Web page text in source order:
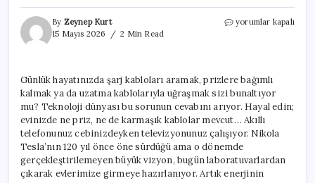
By Zeynep Kurt
15 Mayıs 2026
2 Min Read
Nikola
Kablosuz
Elektriğin
Yeni
Dönemi
Başlıyor
için
yorumlar kapalı
Günlük hayatınızda şarj kabloları aramak, prizlere bağımlı
kalmak ya da uzatma kablolarıyla uğraşmak sizi bunaltıyor
mu? Teknoloji dünyası bu sorunun cevabını arıyor. Hayal edin;
evinizde ne priz, ne de karmaşık kablolar mevcut… Akıllı
telefonunuz cebinizdeyken televizyonunuz çalışıyor. Nikola
Tesla’nın 120 yıl önce öne sürdüğü ama o dönemde
gerçekleştirilemeyen büyük vizyon, bugün laboratuvarlardan
çıkarak evlerimize girmeye hazırlanıyor. Artık enerjinin